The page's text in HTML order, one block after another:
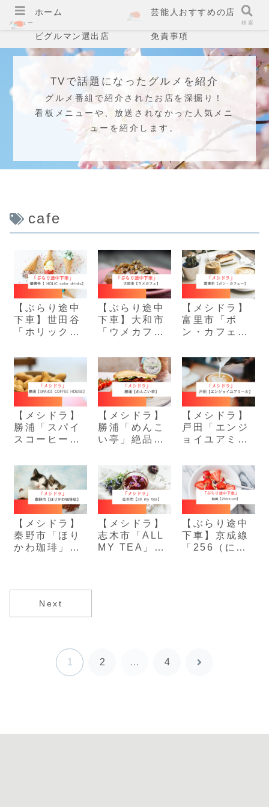
ホーム 芸能人おすすめの店
ビグルマン選出店 免責事項
TVで話題になったグルメを紹介
グルメ番組で紹介されたお店を深掘り！
看板メニューや、放送されなかった人気メニ
ューを紹介します。
cafe
【ぶらり途中
下車】世田谷
「ホリックカ
ス」生姜のソ
フトクリーム
【ぶらり途中
下車】大和市
「ウメカフ
タチオクロワ
ッサン
【メシドラ】
富里市「ボ
ン・カフェ」
ヒーを楽しめ
る名店
【メシドラ】
勝浦「スパイ
スコーヒーハ
落花生ラテの
お店
【メシドラ】
勝浦「めんこ
い亭」絶品ホ
パイ”の味に感
動
【メシドラ】
戸田「エンジ
ョイユアミー
イーツと癒し
空間
【メシドラ】
秦野市「ほり
かわ珈琲」保
【メシドラ】
志木市「ALL
MY TEA」ハ
【ぶらり途中
下車】京成線
「256（にこ
Next
1 2 … 4
次
メニュー 検索